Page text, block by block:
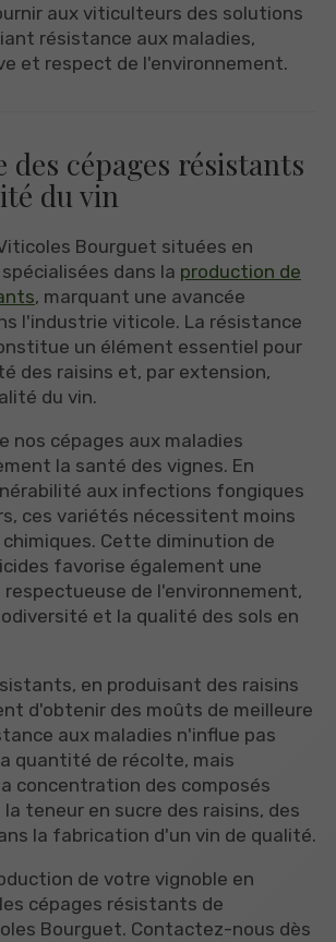
aux viticulteurs des solutions
résistance aux maladies,
et respect de l'environnement.
des cépages résistants
du vin
Bourguet situées en
dans la production de
, marquant une avancée
l'industrie viticole. La résistance
un élément essentiel pour
des raisins et, par extension,
du vin.
nos cépages aux maladies
la santé des vignes. En
aux infections fongiques
ces variétés nécessitent moins
Cette diminution de
favorise également une
de l'environnement,
et la qualité des sols en
en produisant des raisins
d'obtenir des moûts de meilleure
aux maladies n'influe pas
quantité de récolte, mais
concentration des composés
teneur en sucre des raisins, des
la fabrication d'un vin de qualité.
de votre vignoble en
cépages résistants de
Bourguet. Contactez-nous dès